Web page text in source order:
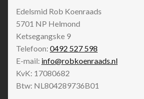
Edelsmid Rob Koenraads
5701 NP Helmond
Ketsegangske 9
Telefoon: 0492 527 598
E-mail: info@robkoenraads.nl
KvK: 17080682
Btw: NL804289736B01